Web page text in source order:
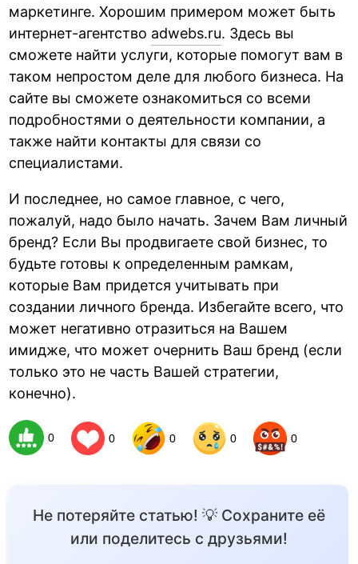
маркетинге. Хорошим примером может быть
интернет-агентство adwebs.ru. Здесь вы
сможете найти услуги, которые помогут вам в
таком непростом деле для любого бизнеса. На
сайте вы сможете ознакомиться со всеми
подробностями о деятельности компании, а
также найти контакты для связи со
специалистами.
И последнее, но самое главное, с чего,
пожалуй, надо было начать. Зачем Вам личный
бренд? Если Вы продвигаете свой бизнес, то
будьте готовы к определенным рамкам,
которые Вам придется учитывать при
создании личного бренда. Избегайте всего, что
может негативно отразиться на Вашем
имидже, что может очернить Ваш бренд (если
только это не часть Вашей стратегии,
конечно).
0 0 0 0 0
Не потеряйте статью! 💡 Сохраните её
или поделитесь с друзьями!